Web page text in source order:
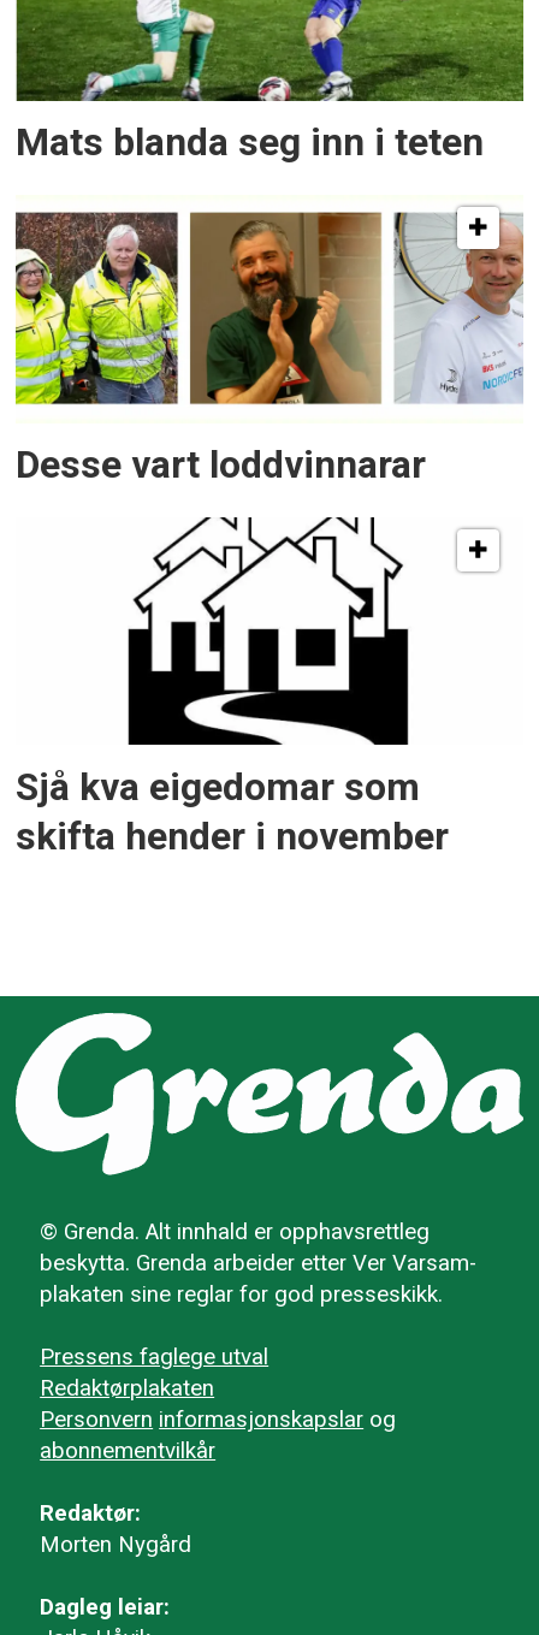
Mats blanda seg inn i teten
Desse vart loddvinnarar
Sjå kva eigedomar som
skifta hender i november
© Grenda. Alt innhald er opphavsrettleg
beskytta. Grenda arbeider etter Ver Varsam-
plakaten sine reglar for god presseskikk.
Pressens faglege utval
Redaktørplakaten
Personvern informasjonskapslar og
abonnementvilkår
Redaktør:
Morten Nygård
Dagleg leiar: